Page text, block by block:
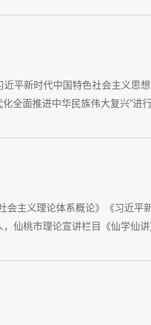
平新时代中国特色社会主义思
全面推进中华民族伟大复兴”进
会主义理论体系概论》《习近平
仙桃市理论宣讲栏目《仙学仙